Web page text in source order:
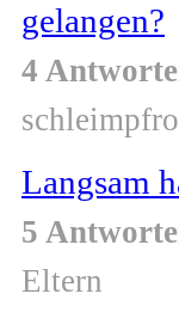
gelangen?
4
Langsam
5
Eltern